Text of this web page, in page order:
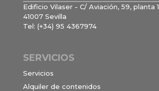
Edificio Vilaser - C/ Aviación, 59, planta 1
41007 Sevilla
Tel: (+34) 95 4367974
SERVICIOS
Servicios
Alquiler de contenidos